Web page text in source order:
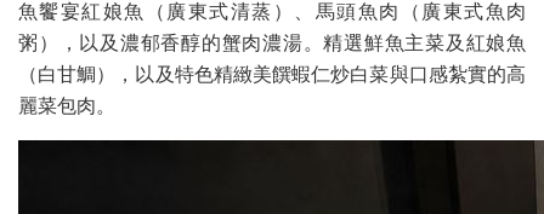
魚饗宴紅娘魚（廣東式清蒸）、馬頭魚肉（廣東式魚肉
粥），以及濃郁香醇的蟹肉濃湯。精選鮮魚主菜及紅娘魚
（白甘鯛），以及特色精緻美饌蝦仁炒白菜與口感紮實的高
麗菜包肉。